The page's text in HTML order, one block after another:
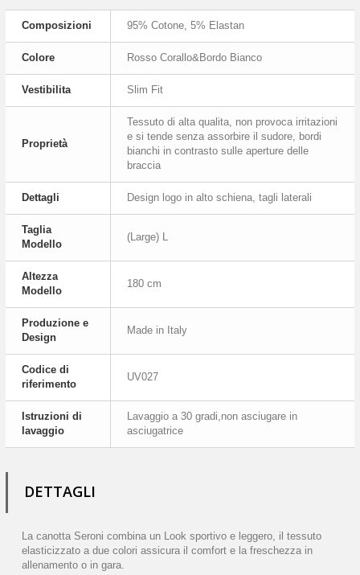
Composizioni 95% Cotone, 5% Elastan
Colore Rosso Corallo&Bordo Bianco
Vestibilita Slim Fit
Proprietà
Tessuto di alta qualita, non provoca irritazioni
e si tende senza assorbire il sudore, bordi
bianchi in contrasto sulle aperture delle
braccia
Dettagli Design logo in alto schiena, tagli laterali
Taglia
Modello
(Large) L
Altezza
Modello
180 cm
Produzione e
Design
Made in Italy
Codice di
riferimento
UV027
Istruzioni di
lavaggio
Lavaggio a 30 gradi,non asciugare in
asciugatrice
DETTAGLI
La canotta Seroni combina un Look sportivo e leggero, il tessuto
elasticizzato a due colori assicura il comfort e la freschezza in
allenamento o in gara.